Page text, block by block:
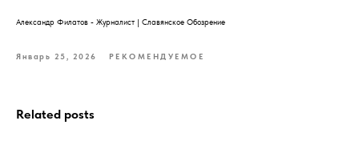
Александр Филатов - Журналист | Славянское Обозрение
Январь 25, 2026 РЕКОМЕНДУЕМОЕ
Related posts